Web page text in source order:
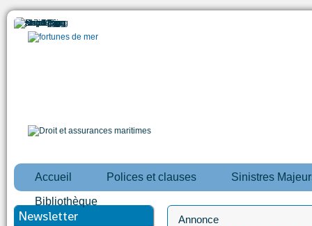
Accueil Polices et clauses Sinistres
Bibliothèque
Newsletter
Annonce